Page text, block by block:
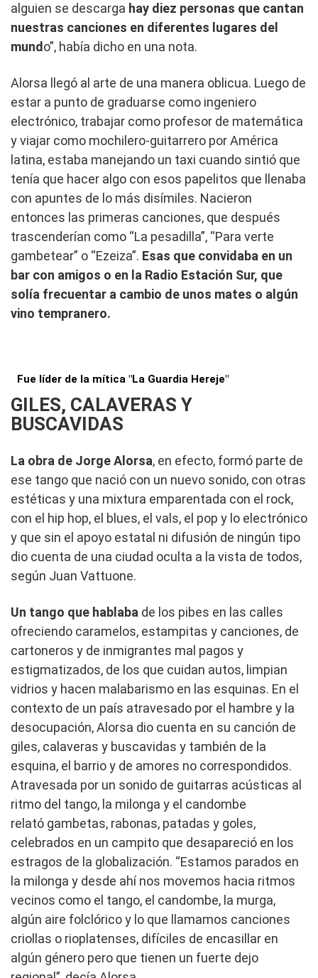
alguien se descarga hay diez personas que cantan
nuestras canciones en diferentes lugares del
mundo”, había dicho en una nota.
Alorsa llegó al arte de una manera oblicua. Luego de
estar a punto de graduarse como ingeniero
electrónico, trabajar como profesor de matemática
y viajar como mochilero-guitarrero por América
latina, estaba manejando un taxi cuando sintió que
tenía que hacer algo con esos papelitos que llenaba
con apuntes de lo más disímiles. Nacieron
entonces las primeras canciones, que después
trascenderían como “La pesadilla”, “Para verte
gambetear” o “Ezeiza”. Esas que convidaba en un
bar con amigos o en la Radio Estación Sur, que
solía frecuentar a cambio de unos mates o algún
vino tempranero.
Fue líder de la mítica "La Guardia Hereje"
GILES, CALAVERAS Y
BUSCAVIDAS
La obra de Jorge Alorsa, en efecto, formó parte de
ese tango que nació con un nuevo sonido, con otras
estéticas y una mixtura emparentada con el rock,
con el hip hop, el blues, el vals, el pop y lo electrónico
y que sin el apoyo estatal ni difusión de ningún tipo
dio cuenta de una ciudad oculta a la vista de todos,
según Juan Vattuone.
Un tango que hablaba de los pibes en las calles
ofreciendo caramelos, estampitas y canciones, de
cartoneros y de inmigrantes mal pagos y
estigmatizados, de los que cuidan autos, limpian
vidrios y hacen malabarismo en las esquinas. En el
contexto de un país atravesado por el hambre y la
desocupación, Alorsa dio cuenta en su canción de
giles, calaveras y buscavidas y también de la
esquina, el barrio y de amores no correspondidos.
Atravesada por un sonido de guitarras acústicas al
ritmo del tango, la milonga y el candombe
relató gambetas, rabonas, patadas y goles,
celebrados en un campito que desapareció en los
estragos de la globalización. “Estamos parados en
la milonga y desde ahí nos movemos hacia ritmos
vecinos como el tango, el candombe, la murga,
algún aire folclórico y lo que llamamos canciones
criollas o rioplatenses, difíciles de encasillar en
algún género pero que tienen un fuerte dejo